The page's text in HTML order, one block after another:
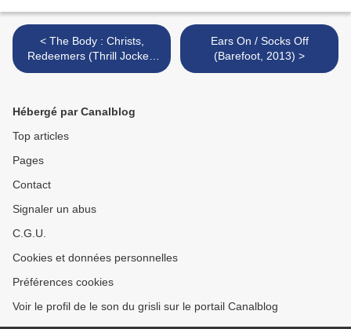
< The Body : Christs,
Redeemers (Thrill Jockey,
2013)
Ears On / Socks Off
(Barefoot, 2013) >
Hébergé par Canalblog
Top articles
Pages
Contact
Signaler un abus
C.G.U.
Cookies et données personnelles
Préférences cookies
Voir le profil de le son du grisli sur le portail Canalblog